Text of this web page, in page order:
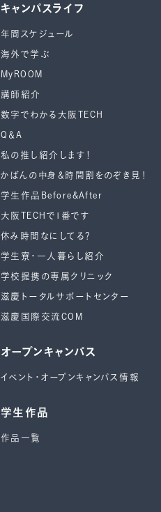
キャンパスライフ
年間スケジュール
海外で学ぶ
MyROOM
講師紹介
数字でわかる大阪TECH
Q＆A
私の推し紹介します！
かばんの中身＆時間割をのぞき見！
学生作品Before&After
大阪TECHで1番です
休み時間なにしてる？
学生寮・一人暮らし紹介
学校提携の専属クリニック
滋慶トータルサポートセンター
滋慶国際交流COM
オープンキャンパス
イベント・オープンキャンパス情報
学生作品
作品一覧